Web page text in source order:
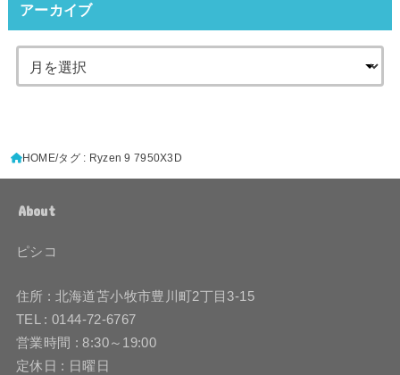
アーカイブ
HOME タグ : Ryzen 9 7950X3D
About
ピシコ
住所 : 北海道苫小牧市豊川町2丁目3-15
TEL : 0144-72-6767
営業時間 : 8:30～19:00
定休日 : 日曜日